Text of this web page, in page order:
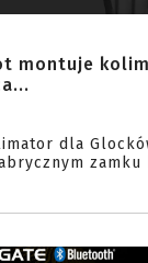
montuje
dla
zamku